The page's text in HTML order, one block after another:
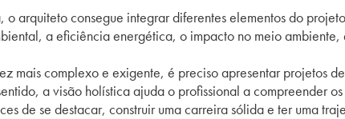
arquiteto consegue integrar diferentes elementos do
a eficiência energética, o impacto no meio ambiente,
mais complexo e exigente, é preciso apresentar projetos
a visão holística ajuda o profissional a compreender
de se destacar, construir uma carreira sólida e ter uma